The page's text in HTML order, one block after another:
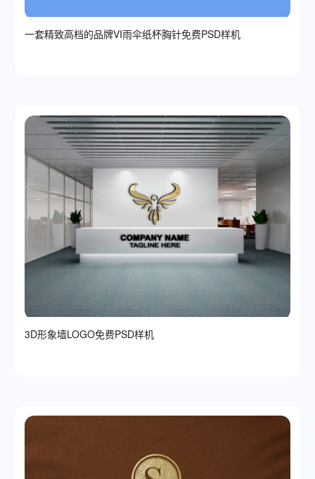
一套精致高档的品牌VI雨伞纸杯胸针免费PSD样机
3D形象墙LOGO免费PSD样机